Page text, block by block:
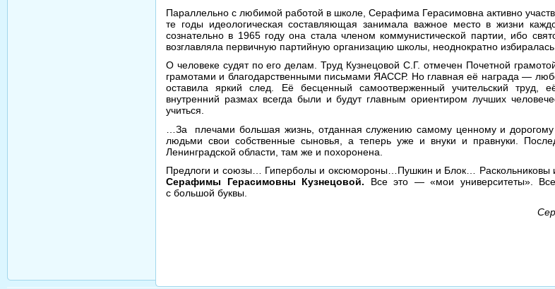
Параллельно с любимой работой в школе, Серафима Герасимовна активно
те годы идеологическая составляющая занимала важное место в жизни
сознательно в 1965 году она стала членом коммунистической партии, ибо
возглавляла первичную партийную организацию школы, неоднократно избиралась
О человеке судят по его делам. Труд Кузнецовой С.Г. отмечен Почетной
грамотами и благодарственными письмами ЯАССР. Но главная её награда —
оставила яркий след. Её бесценный самоотверженный учительский труд,
внутренний размах всегда были и будут главным ориентиром лучших
учиться.
…За плечами большая жизнь, отданная служению самому ценному и
людьми свои собственные сыновья, а теперь уже и внуки и правнуки.
Ленинградской области, там же и похоронена.
Предлоги и союзы… Гиперболы и оксюмороны…Пушкин и Блок…
Серафимы Герасимовны Кузнецовой. Все это — «мои университеты».
с большой буквы.